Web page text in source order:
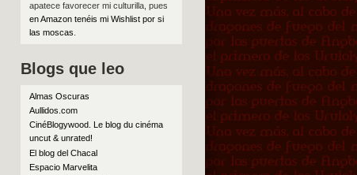
apatece favorecer mi culturilla, pues
en Amazon tenéis mi Wishlist por si
las moscas
Blogs que leo
Almas Oscuras
Aullidos.com
CinéBlogywood. Le blog du cinéma
uncut & unrated!
El blog del Chacal
Espacio Marvelita